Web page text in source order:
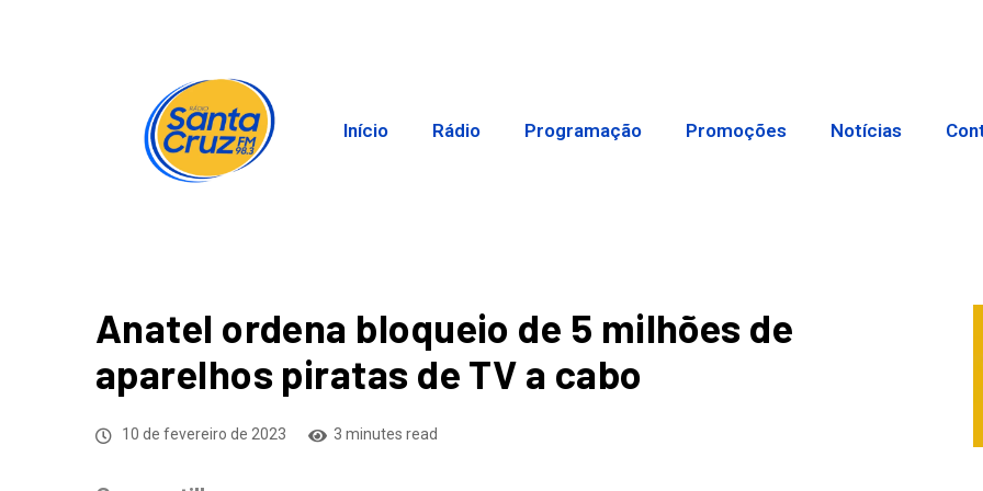
Início Rádio Programação Promoções Notícias
Anatel ordena bloqueio de 5 milhões de
aparelhos piratas de TV a cabo
10 de fevereiro de 2023 3 minutes read